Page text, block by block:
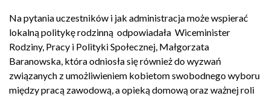
Na pytania uczestników i jak administracja może wspierać
lokalną politykę rodzinną odpowiadała Wiceminister
Rodziny, Pracy i Polityki Społecznej, Małgorzata
Baranowska, która odniosła się również do wyzwań
związanych z umożliwieniem kobietom swobodnego wyboru
między pracą zawodową, a opieką domową oraz ważnej roli